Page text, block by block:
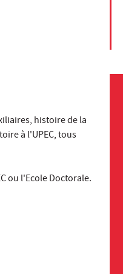
histoire de la
à l'UPEC, tous
ou l'Ecole Doctorale.